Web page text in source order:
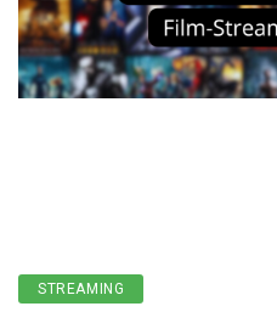
STREAMING